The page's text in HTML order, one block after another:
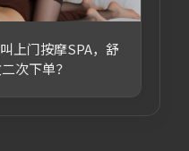
上门按摩SPA，舒
次下单？